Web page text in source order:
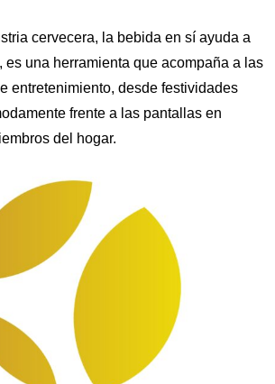
cervecera, la bebida en sí ayuda a
es una herramienta que acompaña a las
entretenimiento, desde festividades
frente a las pantallas en
del hogar.